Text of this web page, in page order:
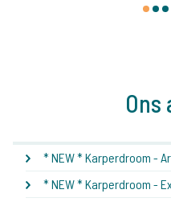
1 2 3
Ons
* NEW * Karperdroom -
* NEW * Karperdroom -